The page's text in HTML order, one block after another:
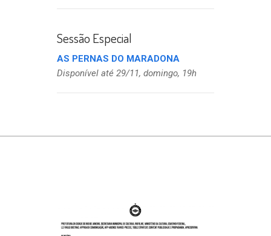
Sessão Especial
AS PERNAS DO MARADONA
Disponível até 29/11, domingo, 19h